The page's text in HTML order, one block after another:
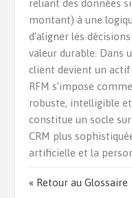
reliant des données
montant) à une
d’aligner les
valeur durable. Dans
client devient un
RFM s’impose
robuste, intelligible
constitue un socle
CRM plus
artificielle et la
« Retour au Glossaire